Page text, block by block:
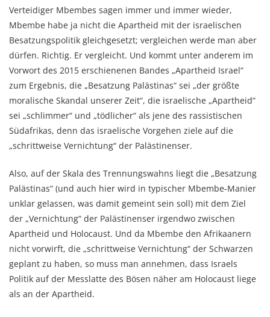
Verteidiger Mbembes sagen immer und immer wieder,
Mbembe habe ja nicht die Apartheid mit der israelischen
Besatzungspolitik gleichgesetzt; vergleichen werde man aber
dürfen. Richtig. Er vergleicht. Und kommt unter anderem im
Vorwort des 2015 erschienenen Bandes „Apartheid Israel“
zum Ergebnis, die „Besatzung Palästinas“ sei „der größte
moralische Skandal unserer Zeit“, die israelische „Apartheid“
sei „schlimmer“ und „tödlicher“ als jene des rassistischen
Südafrikas, denn das israelische Vorgehen ziele auf die
„schrittweise Vernichtung“ der Palästinenser.
Also, auf der Skala des Trennungswahns liegt die „Besatzung
Palästinas“ (und auch hier wird in typischer Mbembe-Manier
unklar gelassen, was damit gemeint sein soll) mit dem Ziel
der „Vernichtung“ der Palästinenser irgendwo zwischen
Apartheid und Holocaust. Und da Mbembe den Afrikaanern
nicht vorwirft, die „schrittweise Vernichtung“ der Schwarzen
geplant zu haben, so muss man annehmen, dass Israels
Politik auf der Messlatte des Bösen näher am Holocaust liege
als an der Apartheid.